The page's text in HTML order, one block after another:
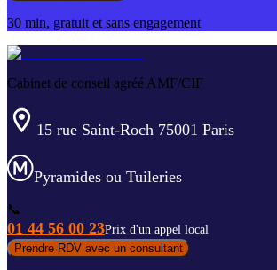
30 min, gratuit et sans engagement
Cabinet de conseil agréé AMF/CIF
15 rue Saint-Roch 75001 Paris
Pyramides ou Tuileries
📞
01 44 56 00 23Prix d'un appel local
Prendre RDV avec un consultant